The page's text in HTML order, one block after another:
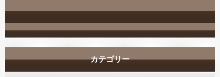
カテゴリー